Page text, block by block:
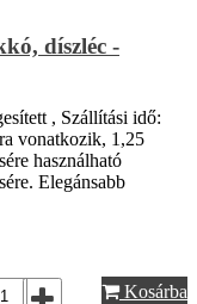
díszléc -
, Szállítási idő:
vonatkozik, 1,25
használható
Elegánsabb
Kosárba